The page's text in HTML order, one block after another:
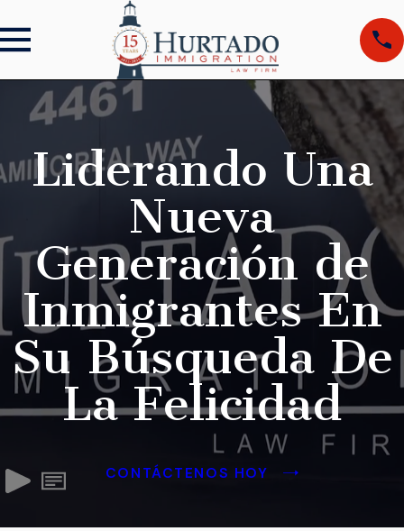
Liderando Una
Nueva
Generación de
Inmigrantes En
Su Búsqueda De
La Felicidad
CONTÁCTENOS HOY